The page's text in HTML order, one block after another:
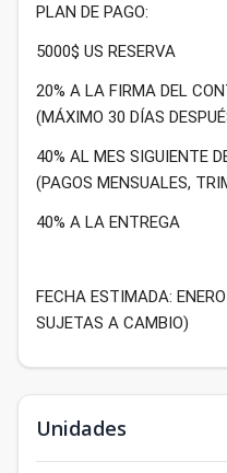
PLAN DE PAGO:
5000$ US RESERVA
20% A LA FIRMA DEL
(MÁXIMO 30 DÍAS
40% AL MES SIGUIENTE
(PAGOS MENSUALES,
40% A LA ENTREGA
FECHA ESTIMADA:
SUJETAS A CAMBIO)
Unidades